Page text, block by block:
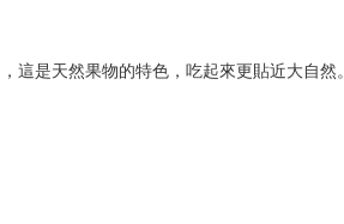
是天然果物的特色，吃起來更貼近大自然。